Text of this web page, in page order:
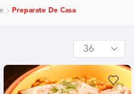
Preparate De Casa